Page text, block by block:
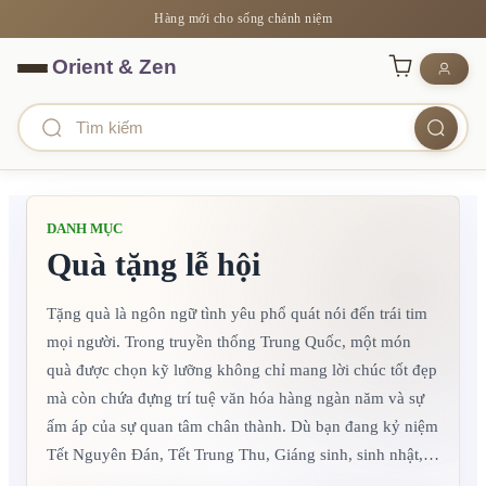
Hàng mới cho sống chánh niệm
DANH MỤC
Quà tặng lễ hội
Tặng quà là ngôn ngữ tình yêu phổ quát nói đến trái tim
mọi người. Trong truyền thống Trung Quốc, một món
quà được chọn kỹ lưỡng không chỉ mang lời chúc tốt đẹp
mà còn chứa đựng trí tuệ văn hóa hàng ngàn năm và sự
ấm áp của sự quan tâm chân thành. Dù bạn đang kỷ niệm
Tết Nguyên Đán, Tết Trung Thu, Giáng sinh, sinh nhật,